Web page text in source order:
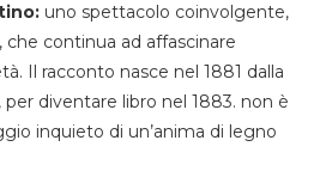
uno spettacolo coinvolgente,
continua ad affascinare
Il racconto nasce nel 1881 dalla
per diventare libro nel 1883. non è
inquieto di un’anima di legno